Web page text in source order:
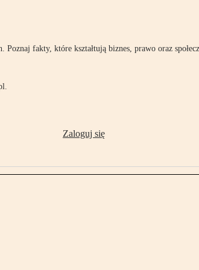
fakty, które kształtują biznes, prawo oraz
Zaloguj się